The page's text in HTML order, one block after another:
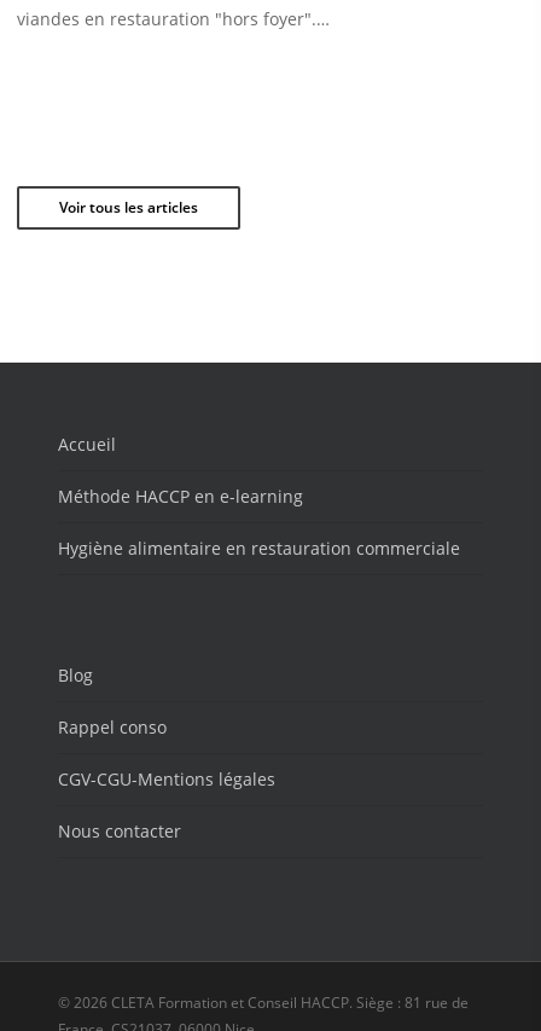
viandes en restauration "hors foyer".…
Voir tous les articles
Accueil
Méthode HACCP en e-learning
Hygiène alimentaire en restauration commerciale
Blog
Rappel conso
CGV-CGU-Mentions légales
Nous contacter
© 2026 CLETA Formation et Conseil HACCP. Siège : 81 rue de